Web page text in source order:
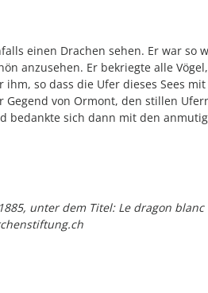
einen Drachen sehen. Er war
anzusehen. Er bekriegte alle
so dass die Ufer dieses Sees
von Ormont, den stillen
sich dann mit den
unter dem Titel: Le dragon